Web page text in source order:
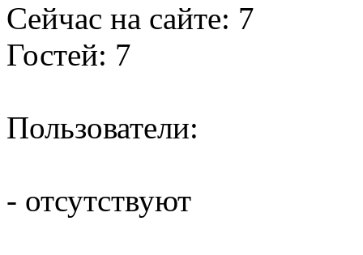
Сейчас на сайте: 7
Гостей: 7
Пользователи:
- отсутствуют